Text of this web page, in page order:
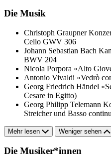
Die Musik
Christoph Graupner
Cello GWV 306
Johann Sebastian Bach
BWV 204
Nicola Porpora «Alto
Antonio Vivaldi «Vedrò
Georg Friedrich Händel
Cesare in Egitto)
Georg Philipp Telemann
Streicher und Basso
Mehr lesen Weniger sehen
Die Musiker*innen